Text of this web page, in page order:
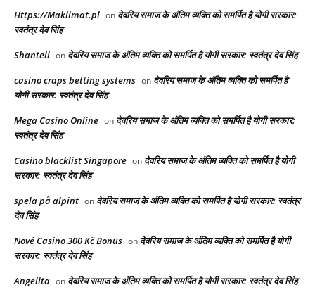
Https://Maklimat.pl on देवरिय समाज के अंतिम व्यक्ति को समर्पित है योगी सरकार:
स्वतंत्र देव सिंह
Shantell on देवरिय समाज के अंतिम व्यक्ति को समर्पित है योगी सरकार: स्वतंत्र देव सिंह
casino craps betting systems on देवरिय समाज के अंतिम व्यक्ति को समर्पित है
योगी सरकार: स्वतंत्र देव सिंह
Mega Casino Online on देवरिय समाज के अंतिम व्यक्ति को समर्पित है योगी सरकार:
स्वतंत्र देव सिंह
Casino blacklist Singapore on देवरिय समाज के अंतिम व्यक्ति को समर्पित है योगी
सरकार: स्वतंत्र देव सिंह
spela på alpint on देवरिय समाज के अंतिम व्यक्ति को समर्पित है योगी सरकार: स्वतंत्र
देव सिंह
Nové Casino 300 Kč Bonus on देवरिय समाज के अंतिम व्यक्ति को समर्पित है योगी
सरकार: स्वतंत्र देव सिंह
Angelita on देवरिय समाज के अंतिम व्यक्ति को समर्पित है योगी सरकार: स्वतंत्र देव सिंह